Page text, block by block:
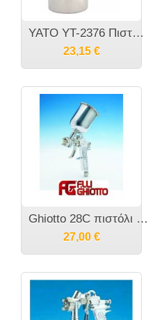
YATO YT-2376 Πιστόλι αμμοβολής αέρος
23,15 €
Ghiotto 28C πιστόλι βαφής άνω δοχείο
27,00 €